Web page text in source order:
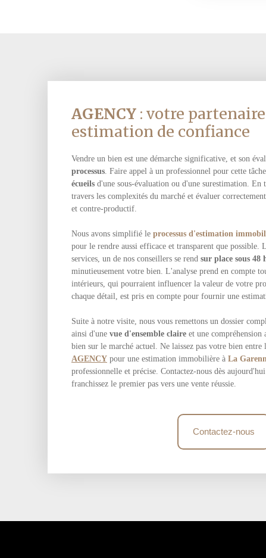
AGENCY : votre
estimation de confiance
Vendre un bien est une démarche significative, et son
processus. Faire appel à un professionnel pour cette
écueils d'une sous-évaluation ou d'une surestimation.
travers les complexités du marché et évaluer
et contre-productif.
Nous avons simplifié le processus d'estimation
pour le rendre aussi efficace et transparent que possible.
services, un de nos conseillers se rend sur place sous 48
minutieusement votre bien. L'analyse prend en compte
intérieurs, qui pourraient influencer la valeur de votre
chaque détail, est pris en compte pour fournir une
Suite à notre visite, nous vous remettons un dossier
ainsi d'une vue d'ensemble claire et une
bien sur le marché actuel. Ne laissez pas votre bien entre
AGENCY pour une estimation immobilière à La
professionnelle et précise. Contactez-nous dès
franchissez le premier pas vers une vente réussie.
Contactez-nous